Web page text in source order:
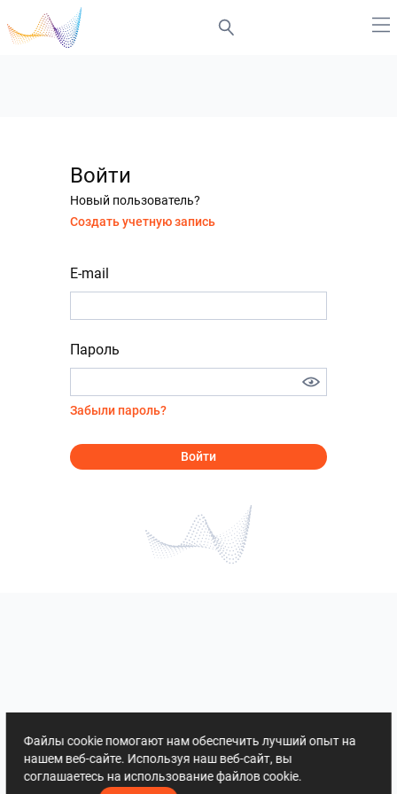
Войти
Новый пользователь?
Создать учетную запись
E-mail
Пароль
Забыли пароль?
Войти
Файлы cookie помогают нам обеспечить лучший опыт на
нашем веб-сайте. Используя наш веб-сайт, вы
соглашаетесь на использование файлов cookie.